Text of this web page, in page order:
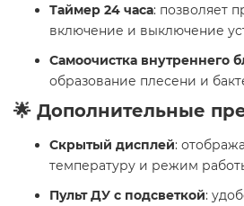
Таймер 24 часа: позволяет
включение и выключение
Самоочистка внутреннего
образование плесени и
🌟 Дополнительные
Скрытый дисплей:
температуру и режим
Пульт ДУ с подсветкой: